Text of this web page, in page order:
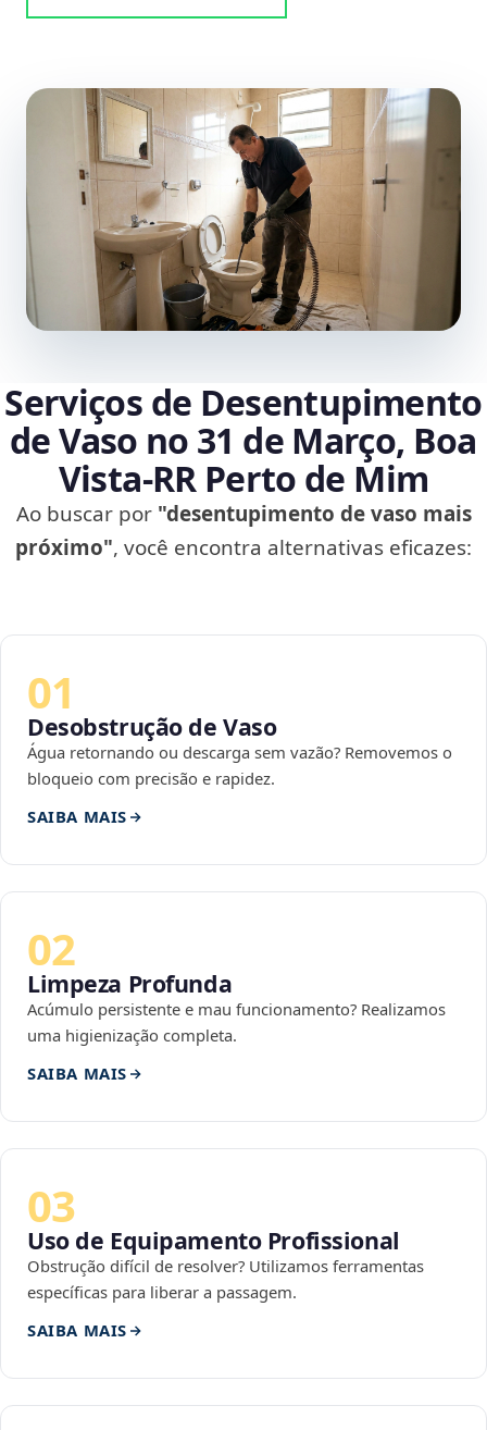
Serviços de Desentupimento
de Vaso no 31 de Março, Boa
Vista‑RR Perto de Mim
Ao buscar por "desentupimento de vaso mais
próximo", você encontra alternativas eficazes:
01
Desobstrução de Vaso
Água retornando ou descarga sem vazão? Removemos o
bloqueio com precisão e rapidez.
SAIBA MAIS
02
Limpeza Profunda
Acúmulo persistente e mau funcionamento? Realizamos
uma higienização completa.
SAIBA MAIS
03
Uso de Equipamento Profissional
Obstrução difícil de resolver? Utilizamos ferramentas
específicas para liberar a passagem.
SAIBA MAIS